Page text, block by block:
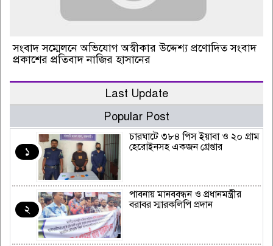
সংবাদ সম্মেলনে অভিযোগ অস্বীকার উদ্দেশ্য প্রণোদিত সংবাদ
প্রকাশের প্রতিবাদ নাজির হাসানের
Last Update
Popular Post
১
চারঘাটে ৩৮৪ পিস ইয়াবা ও ২০ গ্রাম
হেরোইনসহ একজন গ্রেপ্তার
২
পাবনায় মানববন্ধন ও প্রধানমন্ত্রীর
বরাবর স্মারকলিপি প্রদান